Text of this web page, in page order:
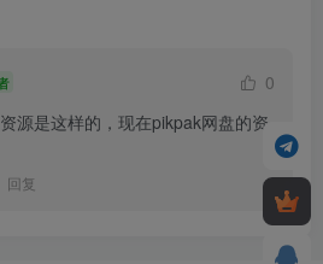
0
源是这样的，现在pikpak网盘的资
回复